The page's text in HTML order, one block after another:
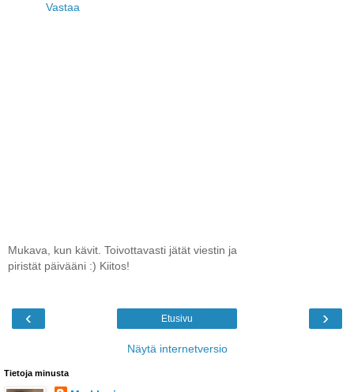
Vastaa
Mukava, kun kävit. Toivottavasti jätät viestin ja
piristät päivääni :) Kiitos!
‹ ›
Etusivu
Näytä internetversio
Tietoja minusta